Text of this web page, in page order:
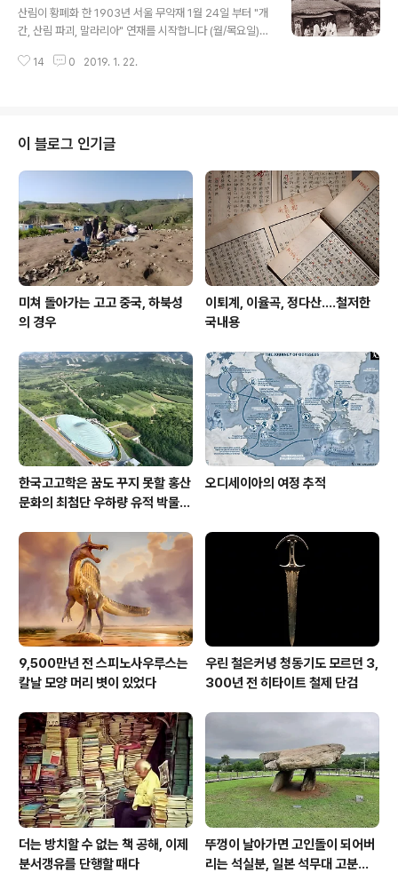
는 단계로 나누어지는 것을 알 수 있다. 말라리아는 반드시
모기에 물려야 감염된다. 사람과 사람 사이 감염은 없다. ht
html 에서 전재. 지금도 열대지역 여행 때는 반드시 먹어야
산림이 황폐화 한 1903년 서울 무악재 1월 24일 부터 "개
간, 산림 파괴, 말라리아" 연재를 시작합니다 (월/목요일).
영토 방방곡곡 빈틈이 없을 정도로 개간이 이루어지고 산
가 가득찬 모양으로 바뀌어 갑니다. 이런 변화는 많은 부정
적인 후과를 낳았는데 그 중 이 연재에서는 19세기 말 조선
사회를 괴롭히던 "말라리아의 창궐"에 주목합니다. 기대하
14 0 2019. 1. 22.
이 블로그 인기글
미쳐 돌아가는 고고 중국, 하북성
의 경우
이퇴계, 이율곡, 정다산....철저한
국내용
한국고고학은 꿈도 꾸지 못할 홍산
문화의 최첨단 우하량 유적 박물관
오디세이아의 여정 추적
9,500만년 전 스피노사우루스는
칼날 모양 머리 볏이 있었다
우린 철은커녕 청동기도 모르던 3,
300년 전 히타이트 철제 단검
더는 방치할 수 없는 책 공해, 이제
분서갱유를 단행할 때다
뚜껑이 날아가면 고인돌이 되어버
리는 석실분, 일본 석무대 고분의